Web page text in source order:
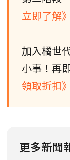
立即了解
加入橘世
小事！再
領取折扣
更多新聞